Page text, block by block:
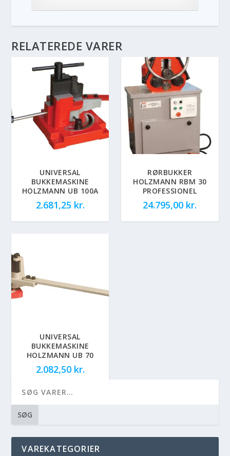
RELATEREDE VARER
UNIVERSAL
BUKKEMASKINE
HOLZMANN UB 100A
2.681,25 kr.
RØRBUKKER
HOLZMANN RBM 30
PROFESSIONEL
24.795,00 kr.
UNIVERSAL
BUKKEMASKINE
HOLZMANN UB 70
2.082,50 kr.
SØG
VAREKATEGORIER